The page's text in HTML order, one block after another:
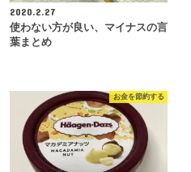
2020.2.27
使わない方が良い、マイナスの言
葉まとめ
お金を節約する